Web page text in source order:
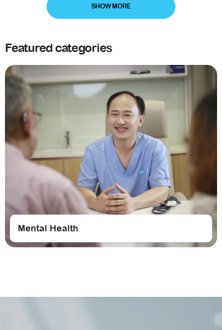
Featured categories
Mental Health
SHOW MORE